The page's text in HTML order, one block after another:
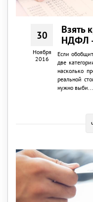
30
Ноября
2016
Взять
НДФЛ
Если
две
насколько
реальной
нужно выби...